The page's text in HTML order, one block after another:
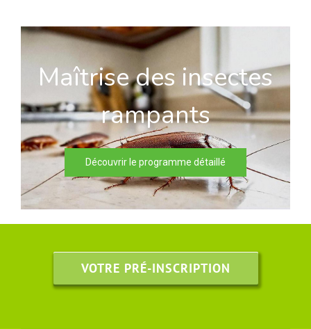
Maîtrise des insectes
rampants
Découvrir le programme détaillé
VOTRE PRÉ-INSCRIPTION